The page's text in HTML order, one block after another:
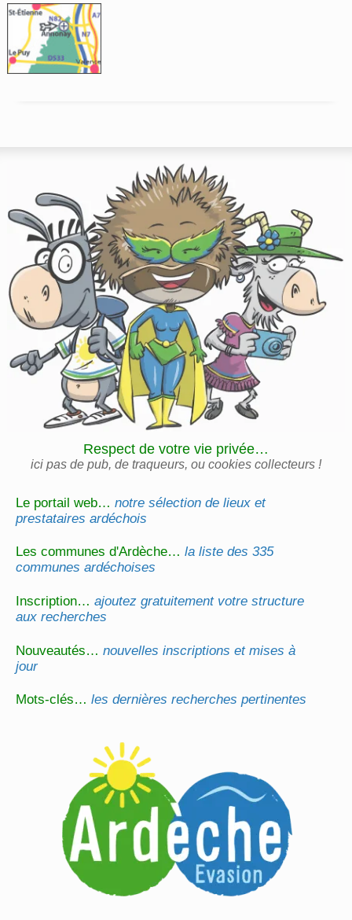
Le portail web…notre sélection de lieux et
prestataires ardéchois
Les communes d'Ardèche…la liste des 335
communes ardéchoises
Inscription…ajoutez gratuitement votre structure
aux recherches
Nouveautés…nouvelles inscriptions et mises à
jour
Mots-clés…les dernières recherches pertinentes
Respect de votre vie privée…
ici pas de pub, de traqueurs, ou cookies collecteurs !